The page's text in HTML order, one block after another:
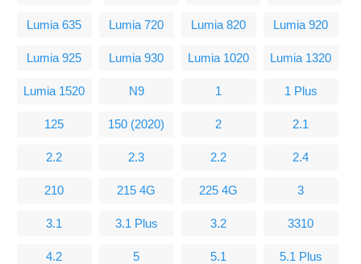
Lumia 635 Lumia 720 Lumia 820 Lumia 920
Lumia 925 Lumia 930 Lumia 1020 Lumia 1320
Lumia 1520 N9 1 1 Plus
125 150 (2020) 2 2.1
2.2 2.3 2.2 2.4
210 215 4G 225 4G 3
3.1 3.1 Plus 3.2 3310
4.2 5 5.1 5.1 Plus